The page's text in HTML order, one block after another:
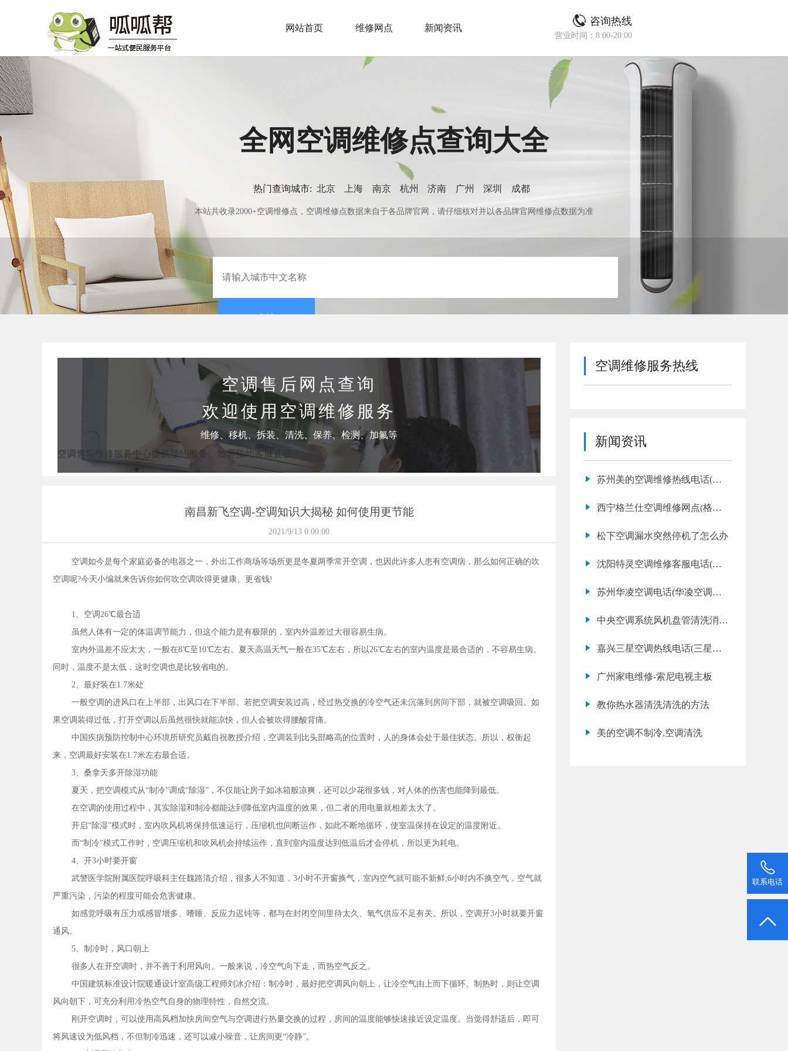
网站首页 维修网点 新闻资讯
咨询热线
营业时间：8:00-20:00
全网空调维修点查询大全
热门查询城市: 北京 上海 南京 杭州 济南 广州 深圳 成都
本站共收录2000+空调维修点，空调维修点数据来自于各品牌官网，请仔细核对并以各品牌官网维修点数据为准
空调售后网点查询
欢迎使用空调维修服务
维修、移机、拆装、清洗、保养、检测、加氟等
空调售后维修服务中心提供预约服务，如需预约客服直拨：
南昌新飞空调-空调知识大揭秘 如何使用更节能
2021/9/13 0:00:00
空调如今是每个家庭必备的电器之一，外出工作商场等场所更是冬夏两季常开空调，也因此许多人患有空调病，那么如何正确的吹
空调呢?今天小编就来告诉你如何吹空调吹得更健康、更省钱!
1、空调26℃最合适
虽然人体有一定的体温调节能力，但这个能力是有极限的，室内外温差过大很容易生病。
室内外温差不应太大，一般在8℃至10℃左右。夏天高温天气一般在35℃左右，所以26℃左右的室内温度是最合适的，不容易生病。
同时，温度不是太低，这时空调也是比较省电的。
2、最好装在1.7米处
一般空调的进风口在上半部，出风口在下半部。若把空调安装过高，经过热交换的冷空气还未沉落到房间下部，就被空调吸回。如
果空调装得过低，打开空调以后虽然很快就能凉快，但人会被吹得腰酸背痛。
中国疾病预防控制中心环境所研究员戴自祝教授介绍，空调装到比头部略高的位置时，人的身体会处于最佳状态。所以，权衡起
来，空调最好安装在1.7米左右最合适。
3、桑拿天多开除湿功能
夏天，把空调模式从“制冷”调成“除湿”，不仅能让房子如冰箱般凉爽，还可以少花很多钱，对人体的伤害也能降到最低。
在空调的使用过程中，其实除湿和制冷都能达到降低室内温度的效果，但二者的用电量就相差太大了。
开启“除湿”模式时，室内吹风机将保持低速运行，压缩机也间断运作，如此不断地循环，使室温保持在设定的温度附近。
而“制冷”模式工作时，空调压缩机和吹风机会持续运作，直到室内温度达到低温后才会停机，所以更为耗电。
4、开3小时要开窗
武警医学院附属医院呼吸科主任魏路清介绍，很多人不知道，3小时不开窗换气，室内空气就可能不新鲜;6小时内不换空气，空气就
严重污染，污染的程度可能会危害健康。
如感觉呼吸有压力或感冒增多、嗜睡、反应力迟钝等，都与在封闭空间里待太久、氧气供应不足有关。所以，空调开3小时就要开窗
通风。
5、制冷时，风口朝上
很多人在开空调时，并不善于利用风向。一般来说，冷空气向下走，而热空气反之。
中国建筑标准设计院暖通设计室高级工程师刘冰介绍：制冷时，最好把空调风向朝上，让冷空气由上而下循环。制热时，则让空调
风向朝下，可充分利用冷热空气自身的物理特性，自然交流。
刚开空调时，可以使用高风档加快房间空气与空调进行热量交换的过程，房间的温度能够快速接近设定温度。当觉得舒适后，即可
将风速设为低风档，不但制冷迅速，还可以减小噪音，让房间更“冷静”。
空调维修服务热线
新闻资讯
苏州美的空调维修热线电话(美
西宁格兰仕空调维修网点(格兰
松下空调漏水突然停机了怎么办
沈阳特灵空调维修客服电话(特
苏州华凌空调电话(华凌空调不
中央空调系统风机盘管清洗消毒
嘉兴三星空调热线电话(三星空
广州家电维修-索尼电视主板
教你热水器清洗清洗的方法
美的空调不制冷,空调清洗
联系电话